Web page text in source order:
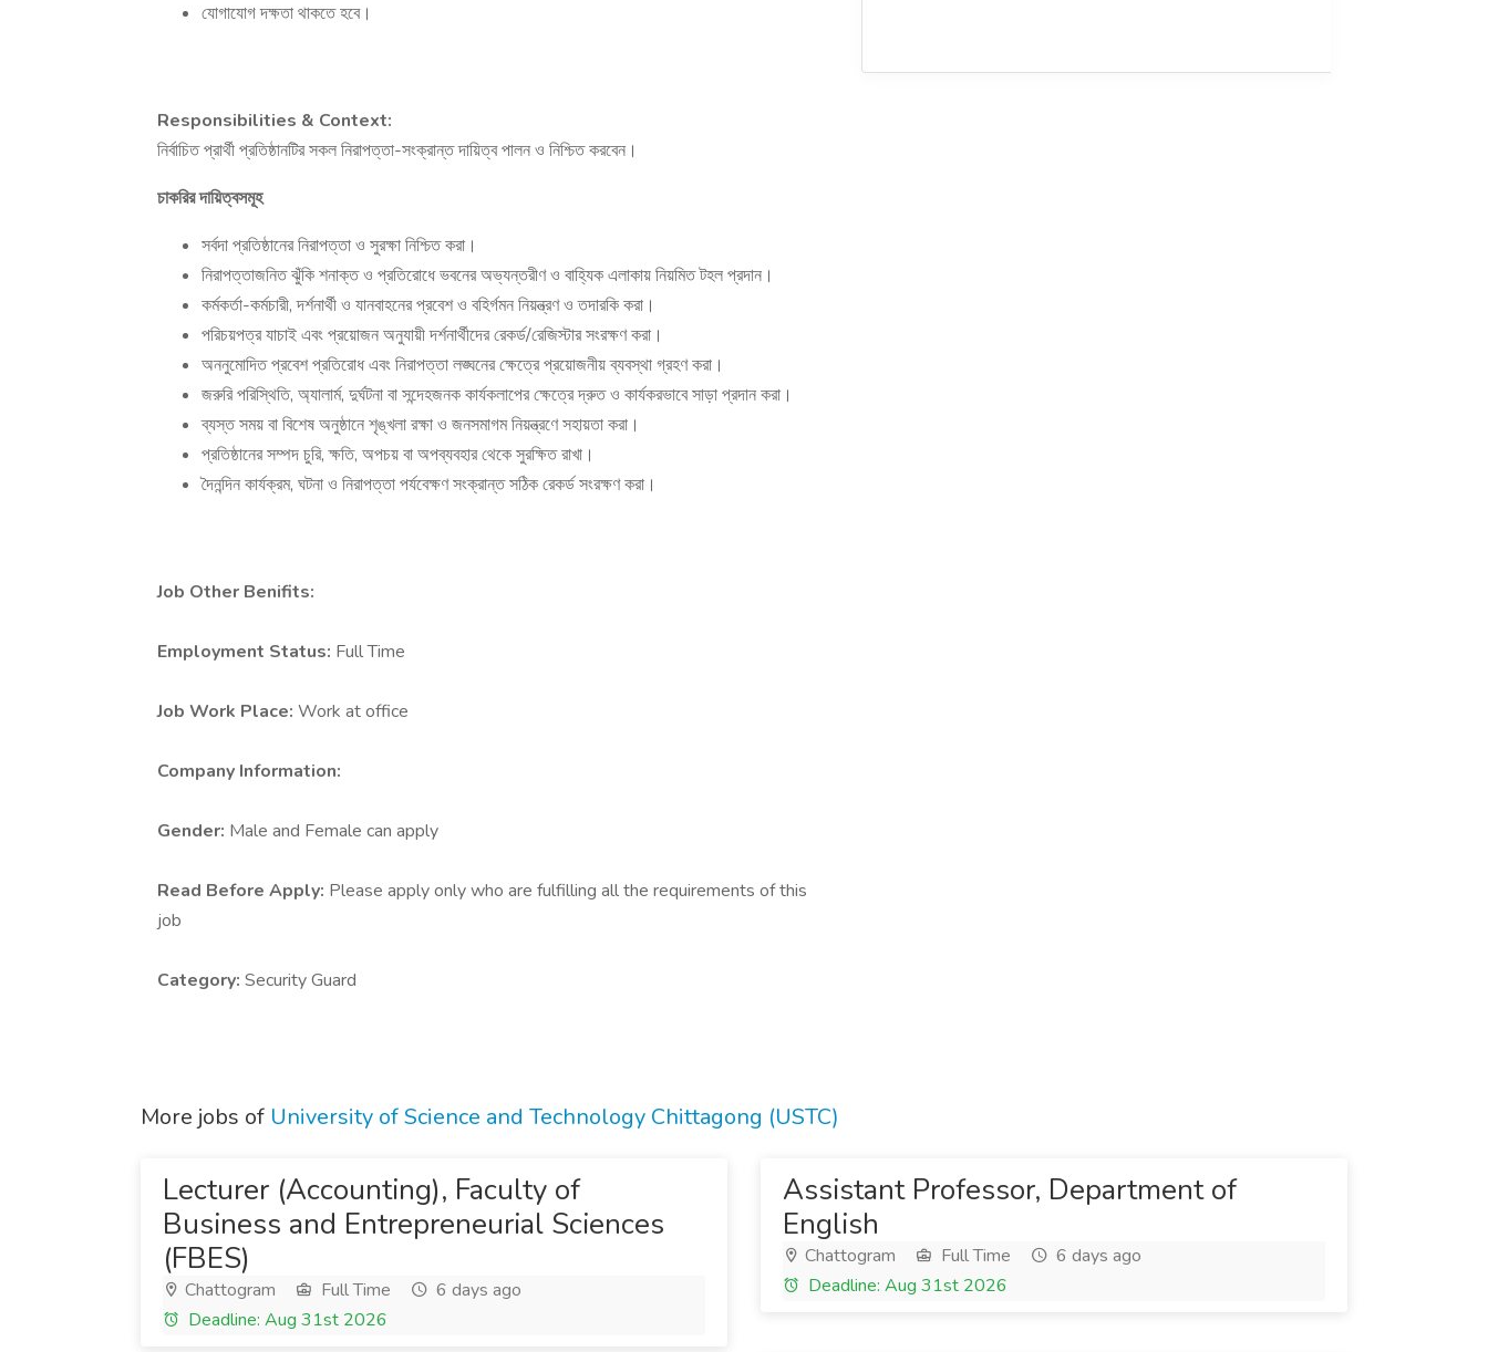
যোগাযোগ দক্ষতা থাকতে হবে।
Responsibilities & Context:
নির্বাচিত প্রার্থী প্রতিষ্ঠানটির সকল নিরাপত্তা-সংক্রান্ত দায়িত্ব পালন ও নিশ্চিত করবেন।
চাকরির দায়িত্বসমূহ
সর্বদা প্রতিষ্ঠানের নিরাপত্তা ও সুরক্ষা নিশ্চিত করা।
নিরাপত্তাজনিত ঝুঁকি শনাক্ত ও প্রতিরোধে ভবনের অভ্যন্তরীণ ও বাহ্যিক এলাকায় নিয়মিত টহল প্রদান।
কর্মকর্তা-কর্মচারী, দর্শনার্থী ও যানবাহনের প্রবেশ ও বহির্গমন নিয়ন্ত্রণ ও তদারকি করা।
পরিচয়পত্র যাচাই এবং প্রয়োজন অনুযায়ী দর্শনার্থীদের রেকর্ড/রেজিস্টার সংরক্ষণ করা।
অননুমোদিত প্রবেশ প্রতিরোধ এবং নিরাপত্তা লঙ্ঘনের ক্ষেত্রে প্রয়োজনীয় ব্যবস্থা গ্রহণ করা।
জরুরি পরিস্থিতি, অ্যালার্ম, দুর্ঘটনা বা সন্দেহজনক কার্যকলাপের ক্ষেত্রে দ্রুত ও কার্যকরভাবে সাড়া প্রদান করা।
ব্যস্ত সময় বা বিশেষ অনুষ্ঠানে শৃঙ্খলা রক্ষা ও জনসমাগম নিয়ন্ত্রণে সহায়তা করা।
প্রতিষ্ঠানের সম্পদ চুরি, ক্ষতি, অপচয় বা অপব্যবহার থেকে সুরক্ষিত রাখা।
দৈনন্দিন কার্যক্রম, ঘটনা ও নিরাপত্তা পর্যবেক্ষণ সংক্রান্ত সঠিক রেকর্ড সংরক্ষণ করা।
Job Other Benifits:
Employment Status: Full Time
Job Work Place: Work at office
Company Information:
Gender: Male and Female can apply
Read Before Apply: Please apply only who are fulfilling all the requirements of this
job
Category: Security Guard
More jobs of University of Science and Technology Chittagong (USTC)
Lecturer (Accounting), Faculty of
Business and Entrepreneurial Sciences
(FBES)
Chattogram Full Time
6 days ago
Deadline: Aug 31st 2026
Assistant Professor, Department of
English
Chattogram Full Time
6 days ago
Deadline: Aug 31st 2026